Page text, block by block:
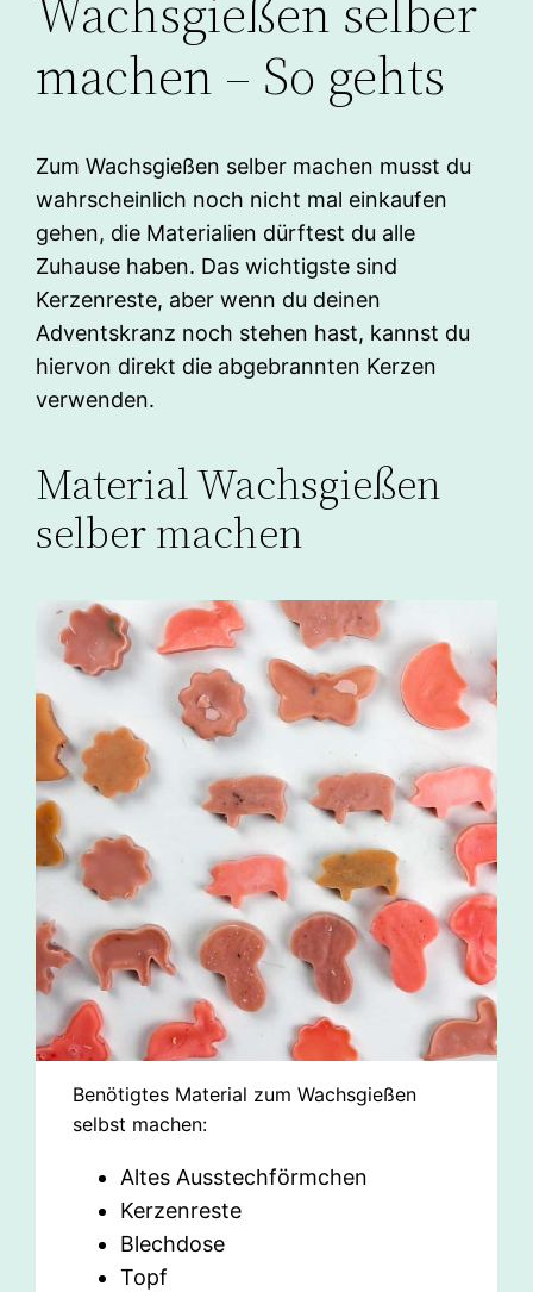
machen – So gehts
Zum Wachsgießen selber machen musst du
wahrscheinlich noch nicht mal einkaufen
gehen, die Materialien dürftest du alle
Zuhause haben. Das wichtigste sind
Kerzenreste, aber wenn du deinen
Adventskranz noch stehen hast, kannst du
hiervon direkt die abgebrannten Kerzen
verwenden.
Material Wachsgießen
selber machen
Benötigtes Material zum Wachsgießen
selbst machen:
Altes Ausstechförmchen
Kerzenreste
Blechdose
Topf